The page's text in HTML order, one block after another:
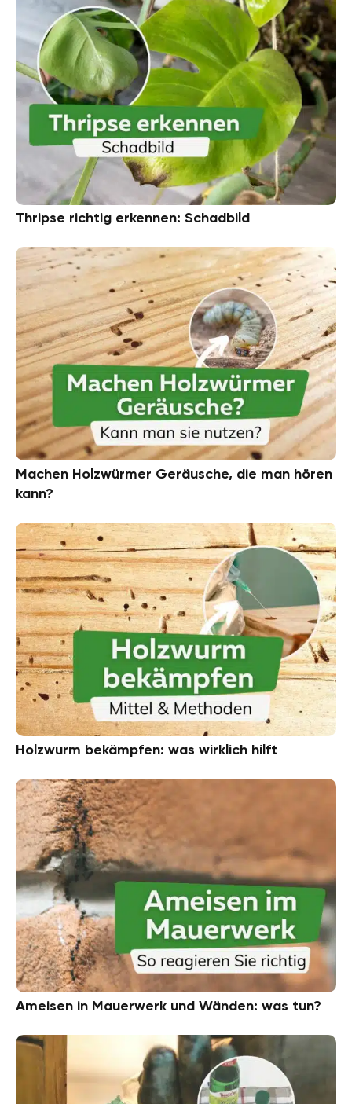
Thripse richtig erkennen: Schadbild
Machen Holzwürmer Geräusche, die man hören
kann?
Holzwurm bekämpfen: was wirklich hilft
Ameisen in Mauerwerk und Wänden: was tun?